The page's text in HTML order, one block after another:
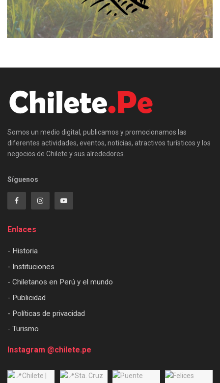
Somos un medio digital, publicamos y promocionamos las
diferentes actividades, eventos, noticias, atractivos turísticos y los
negocios de Chilete y sus alrededores.
Síguenos
Enlaces
- Historia
- Instituciones
- Chiletanos en Perú y el mundo
- Publicidad
- Políticas de privacidad
- Turismo
Instagram @chilete.pe